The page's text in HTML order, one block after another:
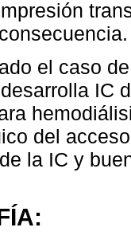
el caso
IC
del
la IC y